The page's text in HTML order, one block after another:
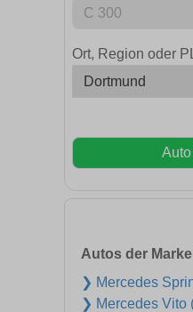
Ort, Region oder
Autos der
❯ Mercedes
❯ Mercedes Vito